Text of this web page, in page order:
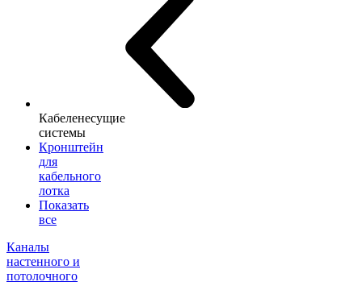
Кабеленесущие
системы
Кронштейн
для
кабельного
лотка
Показать
все
Каналы
настенного и
потолочного